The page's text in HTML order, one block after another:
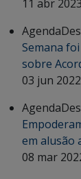
11 abr 2023
Agenda
Semana
sobre
03 jun 2022
Agenda
em alusão
08 mar